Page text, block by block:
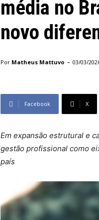
média no
novo
Por Matheus Mattuvo - 03/03/
Facebook X
Em expansão estrutural e
gestão profissional como
país